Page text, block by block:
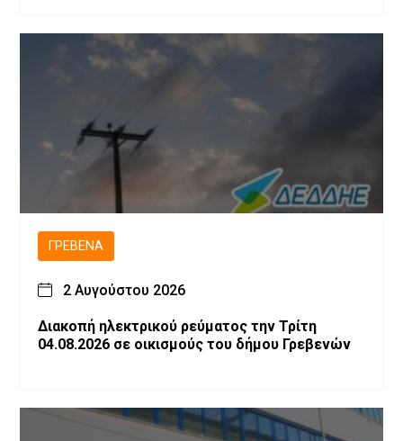
ΓΡΕΒΕΝΆ
2 Αυγούστου 2026
Διακοπή ηλεκτρικού ρεύματος την Τρίτη
04.08.2026 σε οικισμούς του δήμου Γρεβενών